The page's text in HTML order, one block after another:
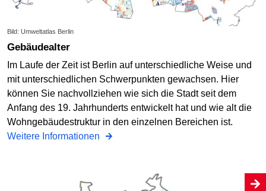
Bild: Umweltatlas Berlin
Gebäudealter
Im Laufe der Zeit ist Berlin auf unterschiedliche Weise und
mit unterschiedlichen Schwerpunkten gewachsen. Hier
können Sie nachvollziehen wie sich die Stadt seit dem
Anfang des 19. Jahrhunderts entwickelt hat und wie alt die
Wohngebäudestruktur in den einzelnen Bereichen ist.
Weitere Informationen